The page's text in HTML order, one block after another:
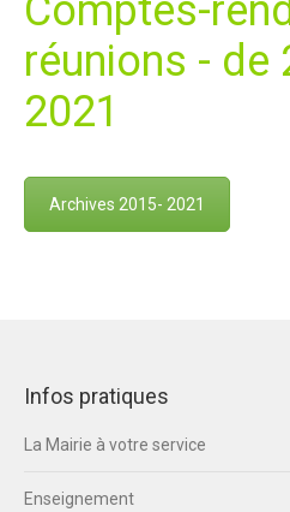
Comptes-
réunions - de
2021
Archives 2015- 2021
Infos pratiques
La Mairie à votre service
Enseignement